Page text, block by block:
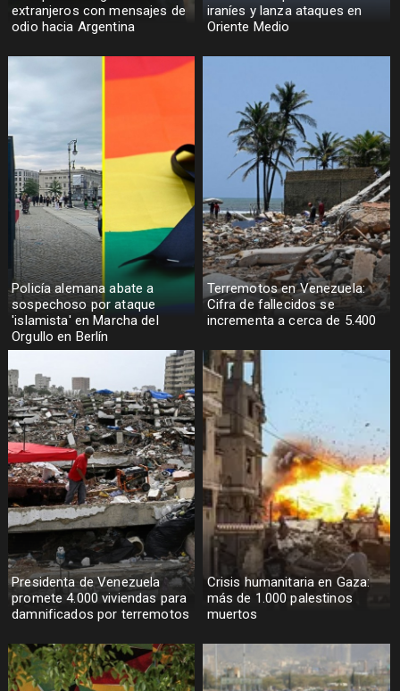
extranjeros con mensajes de
odio hacia Argentina
iraníes y lanza ataques en
Oriente Medio
Policía alemana abate a
sospechoso por ataque
'islamista' en Marcha del
Orgullo en Berlín
Terremotos en Venezuela:
Cifra de fallecidos se
incrementa a cerca de 5.400
Presidenta de Venezuela
promete 4.000 viviendas para
damnificados por terremotos
Crisis humanitaria en Gaza:
más de 1.000 palestinos
muertos